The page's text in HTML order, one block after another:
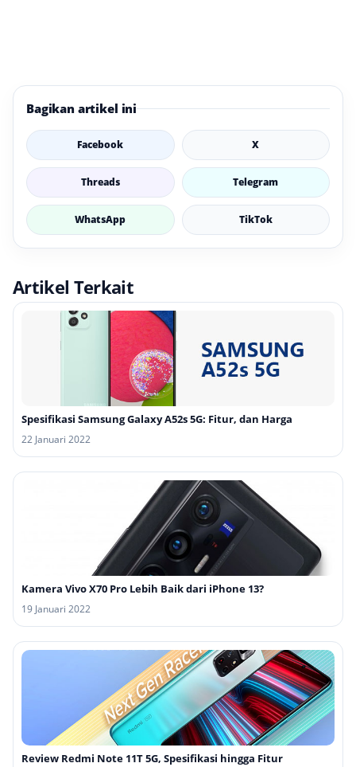
Bagikan artikel ini
Facebook X
Threads Telegram
WhatsApp TikTok
Artikel Terkait
Spesifikasi Samsung Galaxy A52s 5G: Fitur, dan Harga
22 Januari 2022
Kamera Vivo X70 Pro Lebih Baik dari iPhone 13?
19 Januari 2022
Review Redmi Note 11T 5G, Spesifikasi hingga Fitur